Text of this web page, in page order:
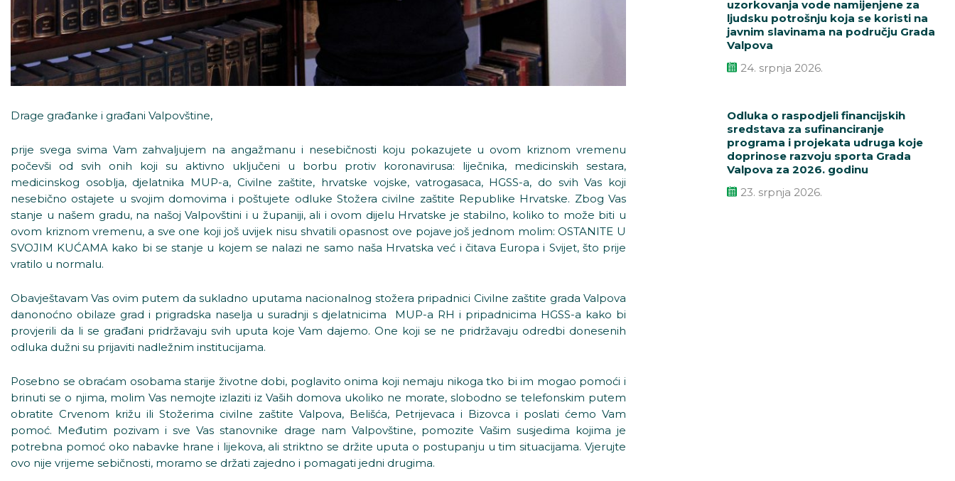
Drage građanke i građani Valpovštine,
prije svega svima Vam zahvaljujem na angažmanu i nesebičnosti koju pokazujete u ovom kriznom vremenu
počevši od svih onih koji su aktivno uključeni u borbu protiv koronavirusa: liječnika, medicinskih sestara,
medicinskog osoblja, djelatnika MUP-a, Civilne zaštite, hrvatske vojske, vatrogasaca, HGSS-a, do svih Vas koji
nesebično ostajete u svojim domovima i poštujete odluke Stožera civilne zaštite Republike Hrvatske. Zbog Vas
stanje u našem gradu, na našoj Valpovštini i u županiji, ali i ovom dijelu Hrvatske je stabilno, koliko to može biti u
ovom kriznom vremenu, a sve one koji još uvijek nisu shvatili opasnost ove pojave još jednom molim: OSTANITE U
SVOJIM KUĆAMA kako bi se stanje u kojem se nalazi ne samo naša Hrvatska već i čitava Europa i Svijet, što prije
vratilo u normalu.
Obavještavam Vas ovim putem da sukladno uputama nacionalnog stožera pripadnici Civilne zaštite grada Valpova
danonoćno obilaze grad i prigradska naselja u suradnji s djelatnicima MUP-a RH i pripadnicima HGSS-a kako bi
provjerili da li se građani pridržavaju svih uputa koje Vam dajemo. One koji se ne pridržavaju odredbi donesenih
odluka dužni su prijaviti nadležnim institucijama.
Posebno se obraćam osobama starije životne dobi, poglavito onima koji nemaju nikoga tko bi im mogao pomoći i
brinuti se o njima, molim Vas nemojte izlaziti iz Vaših domova ukoliko ne morate, slobodno se telefonskim putem
obratite Crvenom križu ili Stožerima civilne zaštite Valpova, Belišća, Petrijevaca i Bizovca i poslati ćemo Vam
pomoć. Međutim pozivam i sve Vas stanovnike drage nam Valpovštine, pomozite Vašim susjedima kojima je
potrebna pomoć oko nabavke hrane i lijekova, ali striktno se držite uputa o postupanju u tim situacijama. Vjerujte
ovo nije vrijeme sebičnosti, moramo se držati zajedno i pomagati jedni drugima.
uzorkovanja vode namijenjene za
ljudsku potrošnju koja se koristi na
javnim slavinama na području Grada
Valpova
24. srpnja 2026.
Odluka o raspodjeli financijskih
sredstava za sufinanciranje
programa i projekata udruga koje
doprinose razvoju sporta Grada
Valpova za 2026. godinu
23. srpnja 2026.